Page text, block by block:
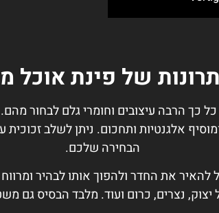
של פינת אוכל
כך הרבה עיצובים וחומרי גלם לבחור
אלגנטיות ותחכום. ניתן לשלב זכוכית
הבחירה שלכם.
את החדר ולהפוך אותו לבהיר
נצרים, כרום ועוד. מלבד הבסיס גם